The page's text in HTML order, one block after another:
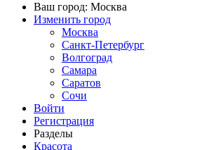
Ваш город: Москва
Изменить город
Москва
Санкт-Петербург
Волгоград
Самара
Саратов
Сочи
Войти
Регистрация
Разделы
Красота